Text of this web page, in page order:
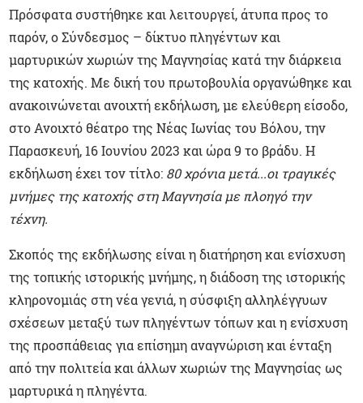
Πρόσφατα συστήθηκε και λειτουργεί, άτυπα προς το
παρόν, ο Σύνδεσμος – δίκτυο πληγέντων και
μαρτυρικών χωριών της Μαγνησίας κατά την διάρκεια
της κατοχής. Με δική του πρωτοβουλία οργανώθηκε και
ανακοινώνεται ανοιχτή εκδήλωση, με ελεύθερη είσοδο,
στο Ανοιχτό θέατρο της Νέας Ιωνίας του Βόλου, την
Παρασκευή, 16 Ιουνίου 2023 και ώρα 9 το βράδυ. Η
εκδήλωση έχει τον τίτλο: 80 χρόνια μετά...οι τραγικές
μνήμες της κατοχής στη Μαγνησία με πλοηγό την
τέχνη.
Σκοπός της εκδήλωσης είναι η διατήρηση και ενίσχυση
της τοπικής ιστορικής μνήμης, η διάδοση της ιστορικής
κληρονομιάς στη νέα γενιά, η σύσφιξη αλληλέγγυων
σχέσεων μεταξύ των πληγέντων τόπων και η ενίσχυση
της προσπάθειας για επίσημη αναγνώριση και ένταξη
από την πολιτεία και άλλων χωριών της Μαγνησίας ως
μαρτυρικά η πληγέντα.